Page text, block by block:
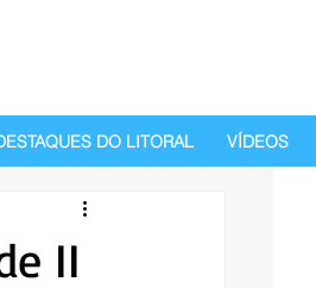
DO LITORAL VÍDEOS
II